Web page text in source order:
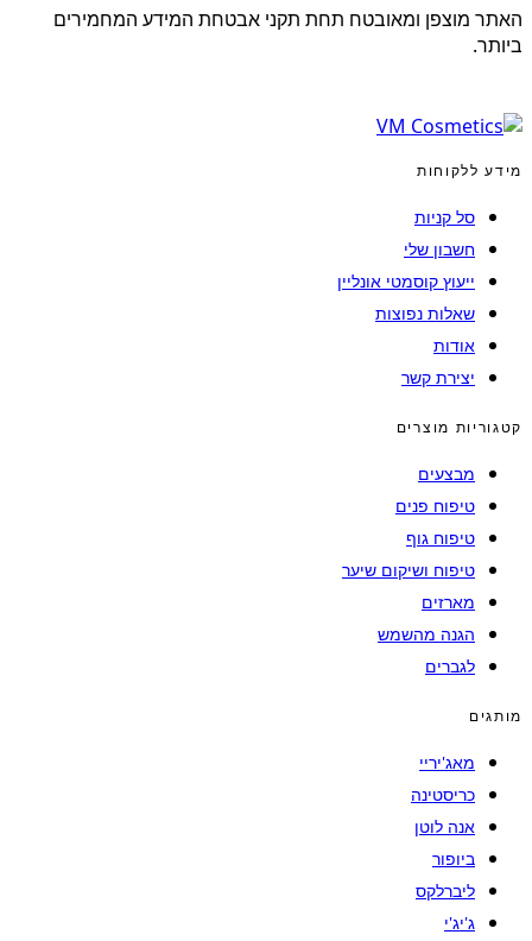
האתר מוצפן ומאובטח תחת תקני אבטחת המידע המחמירים
ביותר.
מידע ללקוחות
סל קניות
חשבון שלי
ייעוץ קוסמטי אונליין
שאלות נפוצות
אודות
יצירת קשר
קטגוריות מוצרים
מבצעים
טיפוח פנים
טיפוח גוף
טיפוח ושיקום שיער
מארזים
הגנה מהשמש
לגברים
מותגים
מאג'יריי
כריסטינה
אנה לוטן
ביופור
ליברלקס
ג'יג'י